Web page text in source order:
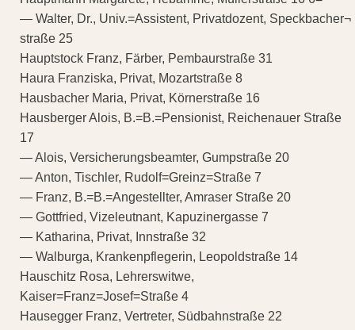
— Walter, Dr., Univ.=Assistent, Privatdozent, Speckbacher¬
straße 25
Hauptstock Franz, Färber, Pembaurstraße 31
Haura Franziska, Privat, Mozartstraße 8
Hausbacher Maria, Privat, Körnerstraße 16
Hausberger Alois, B.=B.=Pensionist, Reichenauer Straße
17
— Alois, Versicherungsbeamter, Gumpstraße 20
— Anton, Tischler, Rudolf=Greinz=Straße 7
— Franz, B.=B.=Angestellter, Amraser Straße 20
— Gottfried, Vizeleutnant, Kapuzinergasse 7
— Katharina, Privat, Innstraße 32
— Walburga, Krankenpflegerin, Leopoldstraße 14
Hauschitz Rosa, Lehrerswitwe,
Kaiser=Franz=Josef=Straße 4
Hausegger Franz, Vertreter, Südbahnstraße 22